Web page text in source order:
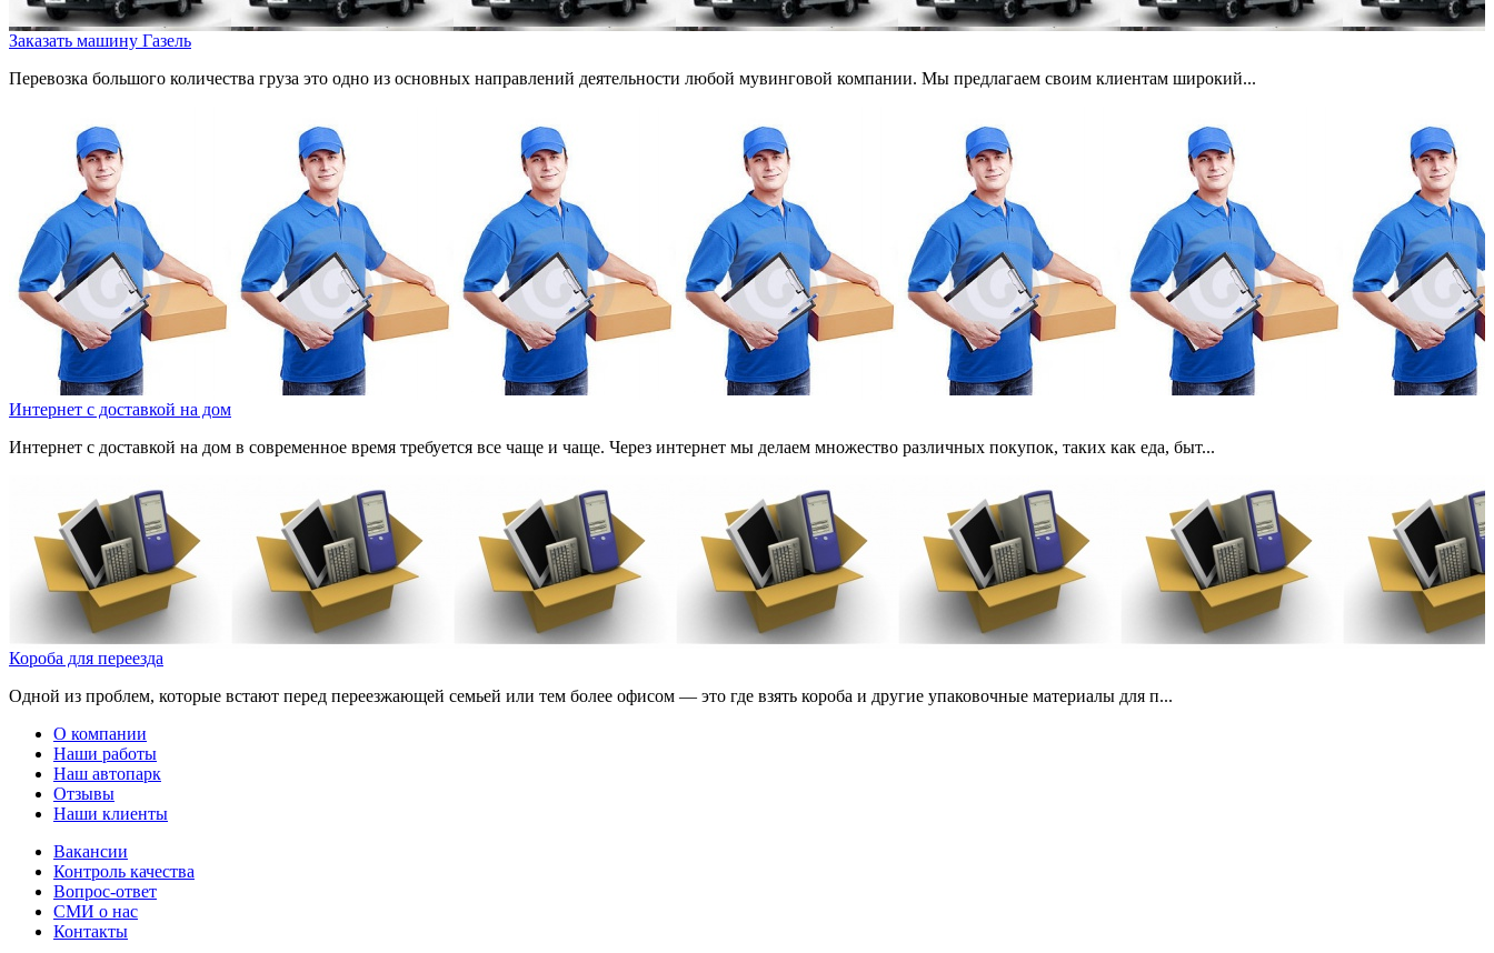
Заказать машину Газель
Перевозка большого количества груза это одно из основных направлений деятельности любой мувинговой компании. Мы предлагаем своим клиентам широкий...
Интернет с доставкой на дом
Интернет с доставкой на дом в современное время требуется все чаще и чаще. Через интернет мы делаем множество различных покупок, таких как еда, быт...
Короба для переезда
Одной из проблем, которые встают перед переезжающей семьей или тем более офисом — это где взять короба и другие упаковочные материалы для п...
О компании
Наши работы
Наш автопарк
Отзывы
Наши клиенты
Вакансии
Контроль качества
Вопрос-ответ
СМИ о нас
Контакты